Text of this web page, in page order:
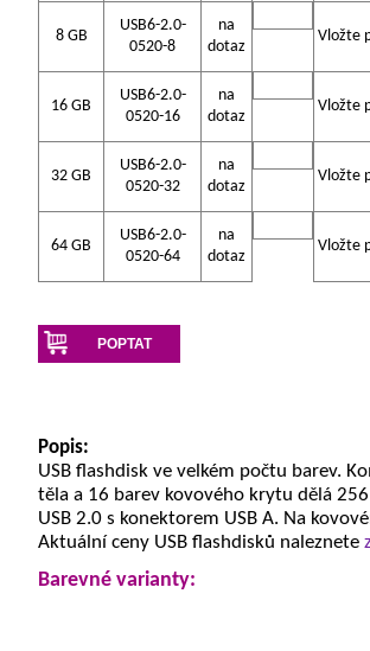
8 GB
USB6-2.0-
0520-8
na
dotaz
Vložte
16 GB
USB6-2.0-
0520-16
na
dotaz
Vložte
32 GB
USB6-2.0-
0520-32
na
dotaz
Vložte
64 GB
USB6-2.0-
0520-64
na
dotaz
Vložte
POPTAT
Popis:
USB flashdisk ve velkém počtu barev.
těla a 16 barev kovového krytu dělá
USB 2.0 s konektorem USB A. Na
Aktuální ceny USB flashdisků naleznete
Barevné varianty: